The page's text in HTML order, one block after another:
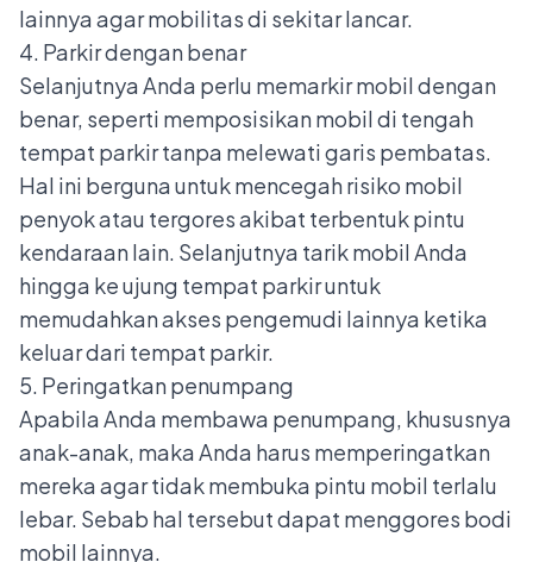
lainnya agar mobilitas di sekitar lancar.
4. Parkir dengan benar
Selanjutnya Anda perlu memarkir mobil dengan
benar, seperti memposisikan mobil di tengah
tempat parkir tanpa melewati garis pembatas.
Hal ini berguna untuk mencegah risiko mobil
penyok atau tergores akibat terbentuk pintu
kendaraan lain. Selanjutnya tarik mobil Anda
hingga ke ujung tempat parkir untuk
memudahkan akses pengemudi lainnya ketika
keluar dari tempat parkir.
5. Peringatkan penumpang
Apabila Anda membawa penumpang, khususnya
anak-anak, maka Anda harus memperingatkan
mereka agar tidak membuka pintu mobil terlalu
lebar. Sebab hal tersebut dapat menggores bodi
mobil lainnya.